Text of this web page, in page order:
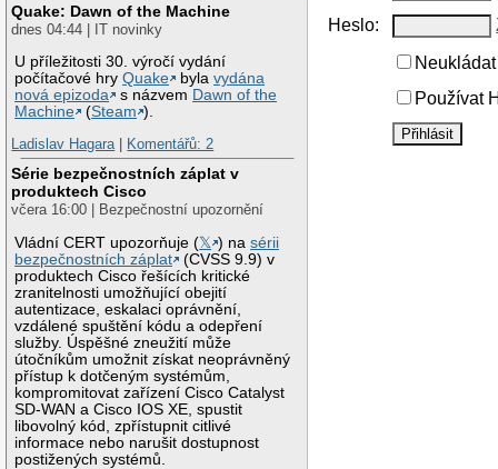
Quake: Dawn of the Machine
dnes 04:44 | IT novinky
U příležitosti 30. výročí vydání
počítačové hryQuake bylavydána
nová epizoda
s názvem Dawn of the
Machine
(Steam ).
Ladislav Hagara| Komentářů: 2
Série bezpečnostních záplat v
produktech Cisco
včera 16:00 | Bezpečnostní upozornění
Vládní CERT upozorňuje (𝕏 ) nasérii
bezpečnostních záplat
(CVSS 9.9) v
produktech Cisco řešících kritické
zranitelnosti umožňující obejití
autentizace, eskalaci oprávnění,
vzdálené spuštění kódu a odepření
služby. Úspěšné zneužití může
útočníkům umožnit získat neoprávněný
přístup k dotčeným systémům,
kompromitovat zařízení Cisco Catalyst
SD-WAN a Cisco IOS XE, spustit
libovolný kód, zpřístupnit citlivé
informace nebo narušit dostupnost
postižených systémů.
Heslo:
Používat